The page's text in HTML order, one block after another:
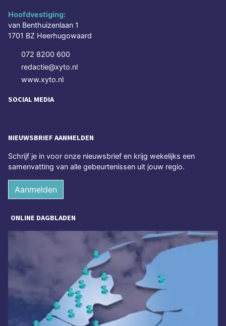
Hoofdvestiging:
van Benthuizenlaan 1
1701 BZ Heerhugowaard
072 8200 600
redactie@xyto.nl
www.xyto.nl
SOCIAL MEDIA
NIEUWSBRIEF AANMELDEN
Schrijf je in voor onze nieuwsbrief en krijg wekelijks een
samenvatting van alle gebeurtenissen uit jouw regio.
Aanmelden
ONLINE DAGBLADEN